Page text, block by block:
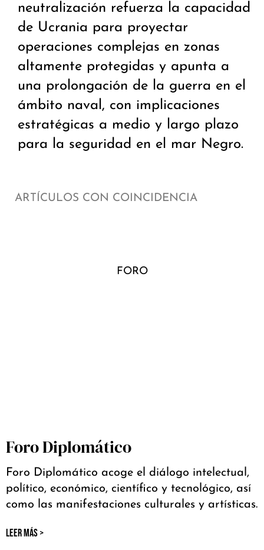
neutralización refuerza la capacidad
de Ucrania para proyectar
operaciones complejas en zonas
altamente protegidas y apunta a
una prolongación de la guerra en el
ámbito naval, con implicaciones
estratégicas a medio y largo plazo
para la seguridad en el mar Negro.
ARTÍCULOS CON COINCIDENCIA
FORO
Foro Diplomático
Foro Diplomático acoge el diálogo intelectual,
político, económico, científico y tecnológico, así
como las manifestaciones culturales y artísticas.
LEER MÁS >